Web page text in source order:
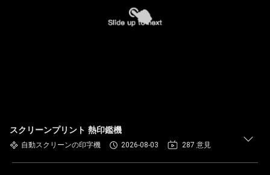
スクリーンプリント 熱印鑑機
自動スクリーンの印字機 2026-08-03 287 意見